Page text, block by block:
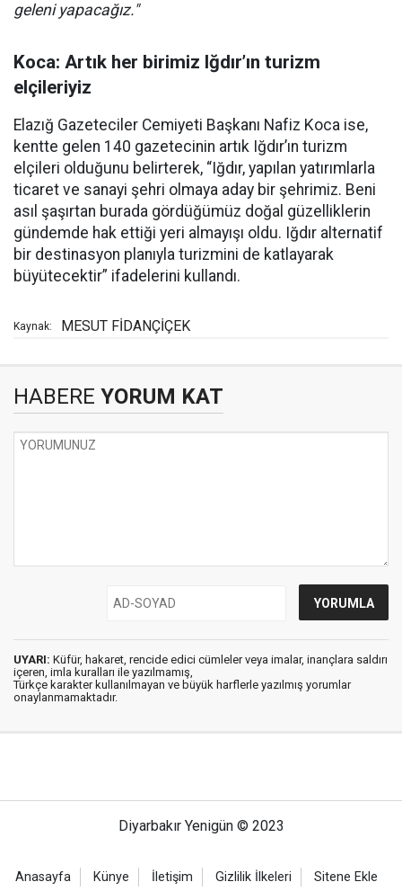
geleni yapacağız."
Koca: Artık her birimiz Iğdır’ın turizm
elçileriyiz
Elazığ Gazeteciler Cemiyeti Başkanı Nafiz Koca ise,
kentte gelen 140 gazetecinin artık Iğdır’ın turizm
elçileri olduğunu belirterek, “Iğdır, yapılan yatırımlarla
ticaret ve sanayi şehri olmaya aday bir şehrimiz. Beni
asıl şaşırtan burada gördüğümüz doğal güzelliklerin
gündemde hak ettiği yeri almayışı oldu. Iğdır alternatif
bir destinasyon planıyla turizmini de katlayarak
büyütecektir” ifadelerini kullandı.
Kaynak: MESUT FİDANÇİÇEK
HABERE YORUM KAT
UYARI: Küfür, hakaret, rencide edici cümleler veya imalar, inançlara saldırı
içeren, imla kuralları ile yazılmamış,
Türkçe karakter kullanılmayan ve büyük harflerle yazılmış yorumlar
onaylanmamaktadır.
Diyarbakır Yenigün © 2023
Anasayfa Künye İletişim Gizlilik İlkeleri Sitene Ekle